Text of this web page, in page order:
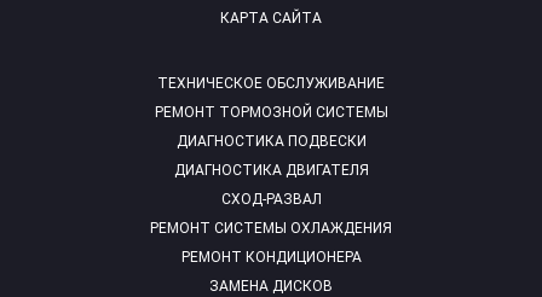
ТЕХНИЧЕСКОЕ ОБСЛУЖИВАНИЕ
РЕМОНТ ТОРМОЗНОЙ СИСТЕМЫ
ДИАГНОСТИКА ПОДВЕСКИ
ДИАГНОСТИКА ДВИГАТЕЛЯ
СХОД-РАЗВАЛ
РЕМОНТ СИСТЕМЫ ОХЛАЖДЕНИЯ
РЕМОНТ КОНДИЦИОНЕРА
ЗАМЕНА ДИСКОВ
КАРТА САЙТА